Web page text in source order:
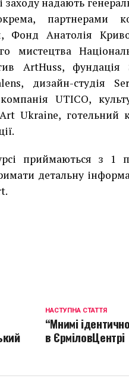
партнерами
Фонд Анатолія
мистецтва
ArtHuss,
, дизайн-студія
UTICO,
Ukraine, готельний
.
приймаються з 1
детальну
.
НАСТУПНА СТАТТЯ
“Мнимі
в ЄрміловЦентрі